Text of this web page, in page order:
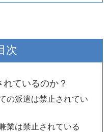
次
ているのか？
の派遣は禁止されてい
業は禁止されている